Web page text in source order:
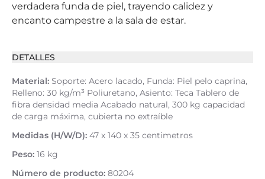
verdadera funda de piel, trayendo calidez y
encanto campestre a la sala de estar.
DETALLES
Material: Soporte: Acero lacado, Funda: Piel pelo caprina,
Relleno: 30 kg/m³ Poliuretano, Asiento: Teca Tablero de
fibra densidad media Acabado natural, 300 kg capacidad
de carga máxima, cubierta no extraíble
Medidas (H/W/D): 47 x 140 x 35 centimetros
Peso: 16 kg
Número de producto: 80204